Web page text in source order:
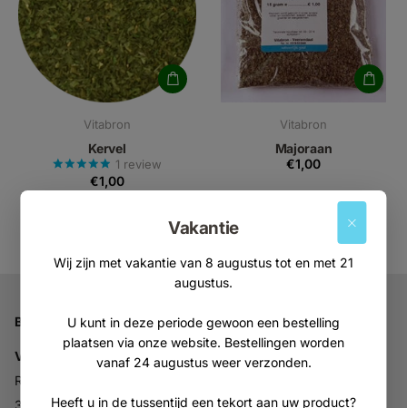
Vakantie
Wij zijn met vakantie van 8 augustus tot en met 21
augustus.
U kunt in deze periode gewoon een bestelling
plaatsen via onze website. Bestellingen worden
vanaf 24 augustus weer verzonden.
Heeft u in de tussentijd een tekort aan uw product?
Vitabron
Kervel
1 review
€1,00
Vitabron
Majoraan
€1,00
Bedrijfsgegevens
Vitabron
Ravelijn 52